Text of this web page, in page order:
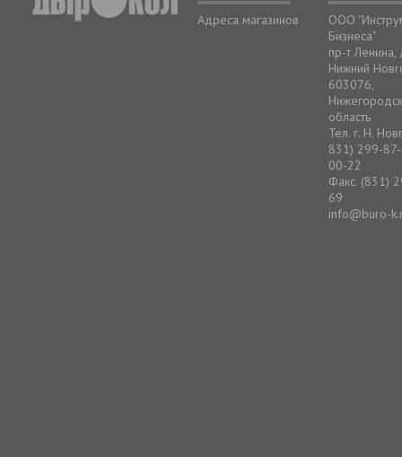
Адреса магазинов
ООО
Бизнеса"
пр-т
Нижний
603076,
область
Тел. г. Н.
831) 299-
00-22
Факс. (831)
69
info@buro-